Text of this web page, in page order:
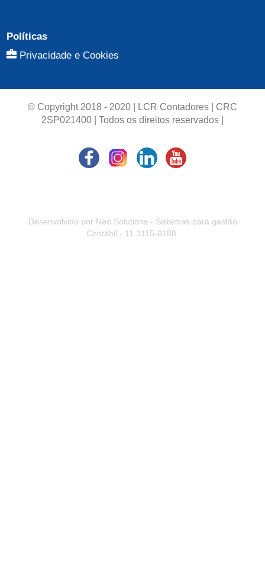
Políticas
Privacidade e Cookies
© Copyright 2018 - 2020 | LCR Contadores | CRC
2SP021400 | Todos os direitos reservados |
Desenvolvido por Neo Solutions - Sistemas para gestão
Contábil - 11 3115-0188